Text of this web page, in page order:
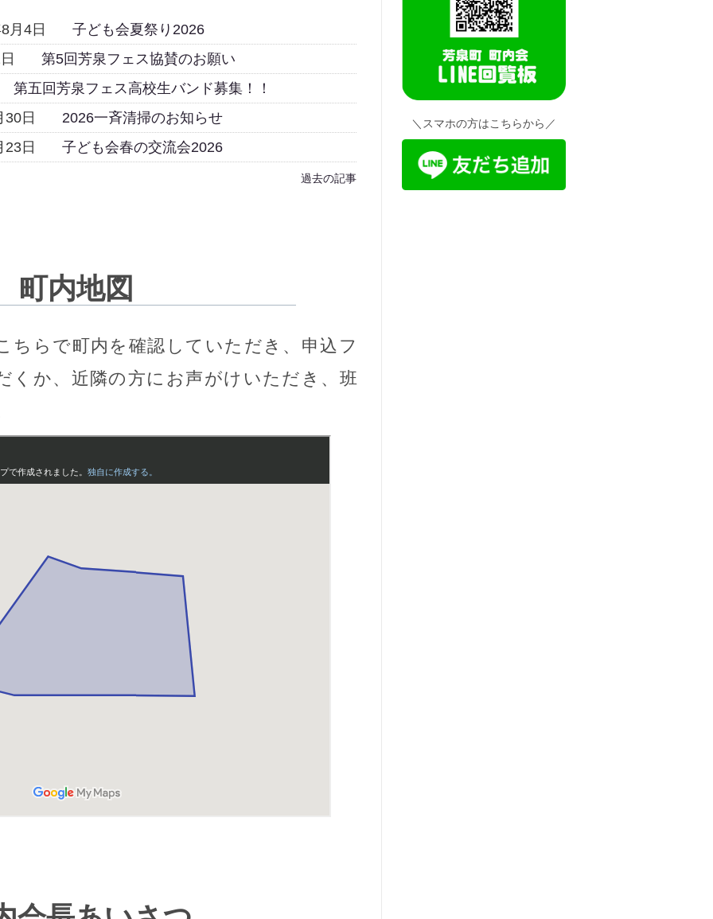
月4日
子ども会夏祭り2026
第5回芳泉フェス協賛のお願い
第五回芳泉フェス高校生バンド募集！！
30日
2026一斉清掃のお知らせ
23日
子ども会春の交流会2026
過去の記事
町内地図
ちらで町内を確認していただき、申込フ
くか、近隣の方にお声がけいただき、班
＼スマホの方はこちらから／